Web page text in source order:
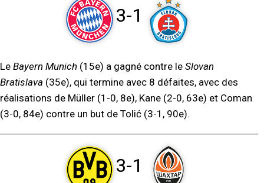
3-1
Le Bayern Munich (15e) a gagné contre le Slovan
Bratislava (35e), qui termine avec 8 défaites, avec des
réalisations de Müller (1-0, 8e), Kane (2-0, 63e) et Coman
(3-0, 84e) contre un but de Tolić (3-1, 90e).
3-1